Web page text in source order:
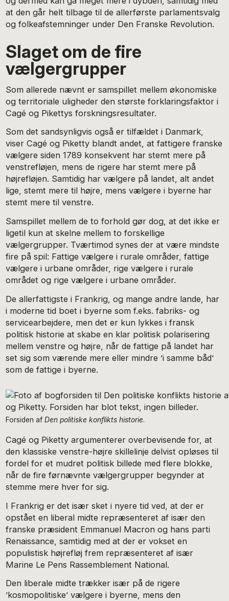
at den går helt tilbage til de allerførste parlamentsvalg
og folkeafstemninger under Den Franske Revolution.
Slaget om de fire
vælgergrupper
Som allerede nævnt er samspillet mellem økonomiske
og territoriale uligheder den største forklaringsfaktor i
Cagé og Pikettys forskningsresultater.
Som det sandsynligvis også er tilfældet i Danmark,
viser Cagé og Piketty blandt andet, at fattigere franske
vælgere siden 1789 konsekvent har stemt mere på
venstrefløjen, mens de rigere har stemt mere på
højrefløjen. Samtidig har vælgere på landet, alt andet
lige, stemt mere til højre, mens vælgere i byerne har
stemt mere til venstre.
Samspillet mellem de to forhold gør dog, at det ikke er
ligetil kun at skelne mellem to forskellige
vælgergrupper. Tværtimod synes der at være mindste
fire på spil: Fattige vælgere i rurale områder, fattige
vælgere i urbane områder, rige vælgere i rurale
området og rige vælgere i urbane områder.
De allerfattigste i Frankrig, og mange andre lande, har
i moderne tid boet i byerne som f.eks. fabriks- og
servicearbejdere, men det er kun lykkes i fransk
politisk historie at skabe en klar politisk polarisering
mellem venstre og højre, når de fattige på landet har
set sig som værende mere eller mindre ’i samme båd’
som de fattige i byerne.
Forsiden afDen politiske konflikts historie.
Cagé og Piketty argumenterer overbevisende for, at
den klassiske venstre-højre skillelinje delvist opløses til
fordel for et mudret politisk billede med flere blokke,
når de fire førnævnte vælgergrupper begynder at
stemme mere hver for sig.
I Frankrig er det især sket i nyere tid ved, at der er
opstået en liberal midte repræsenteret af især den
franske præsident Emmanuel Macron og hans parti
Renaissance, samtidig med at der er vokset en
populistisk højrefløj frem repræsenteret af især
Marine Le Pens Rassemblement National.
Den liberale midte trækker især på de rigere
’kosmopolitiske’ vælgere i byerne, mens den